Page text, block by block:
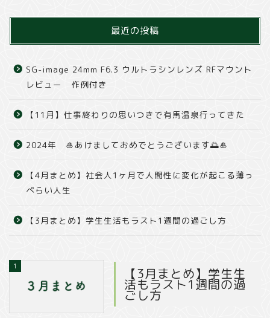
最近の投稿
SG-image 24mm F6.3 ウルトラシンレンズ RFマウント
レビュー 作例付き
【11月】仕事終わりの思いつきで有馬温泉行ってきた
2024年 🎍あけましておめでとうございます🌅🎍
【4月まとめ】社会人1ヶ月で人間性に変化が起こる薄っ
ぺらい人生
【3月まとめ】学生生活もラスト1週間の過ごし方
1 【3月まとめ】学生生
活もラスト1週間の過
ごし方